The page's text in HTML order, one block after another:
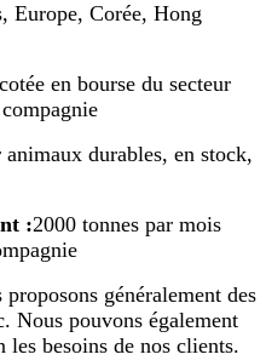
Europe, Corée, Hong
en bourse du secteur
durables, en stock,
:2000 tonnes par mois
proposons généralement des
Nous pouvons également
besoins de nos clients.